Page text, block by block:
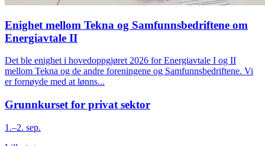
Enighet mellom Tekna og Samfunnsbedriftene om
Energiavtale II
Det ble enighet i hovedoppgjøret 2026 for Energiavtale I og II
mellom Tekna og de andre foreningene og Samfunnsbedriftene. Vi
er fornøyde med at lønns...
Grunnkurset for privat sektor
1.–2. sep.